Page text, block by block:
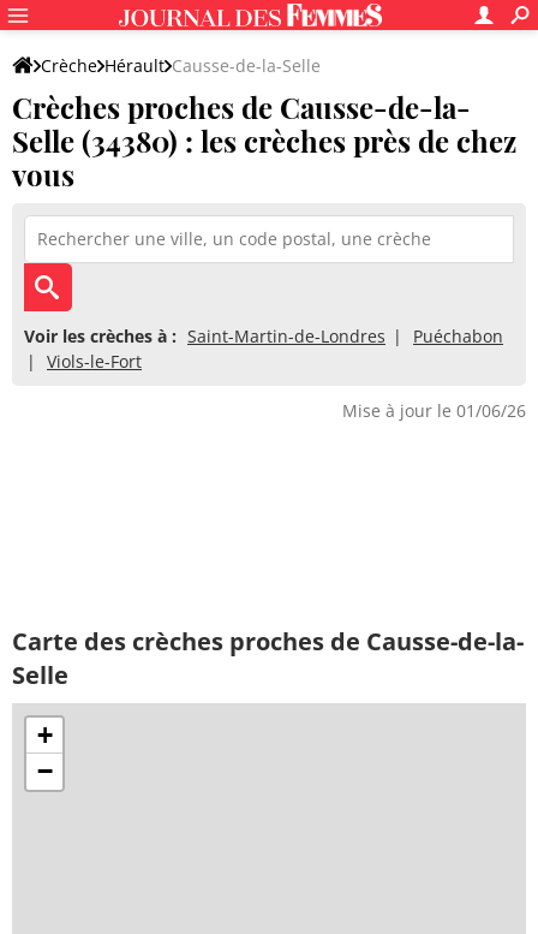
Crèche Hérault Causse-de-la-Selle
Crèches proches de Causse-de-la-
Selle (34380) : les crèches près de chez
vous
Voir les crèches à : Saint-Martin-de-Londres
Puéchabon
Viols-le-Fort
Mise à jour le 01/06/26
Carte des crèches proches de Causse-de-la-
Selle
+
−